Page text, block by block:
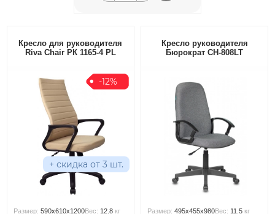
Кресло для руководителя
Riva Chair РК 1165-4 PL
-12%
+ скидка от 3 шт.
Размер:590x610x1200Вес: 12.8 кг
Кресло руководителя
Бюрократ CH-808LT
Размер:495x455x980Вес: 11.5 кг